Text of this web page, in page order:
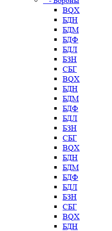
BQX
БДН
БДМ
БДФ
БДЛ
БЗН
СБГ
BQX
БДН
БДМ
БДФ
БДЛ
БЗН
СБГ
BQX
БДН
БДМ
БДФ
БДЛ
БЗН
СБГ
BQX
БДН